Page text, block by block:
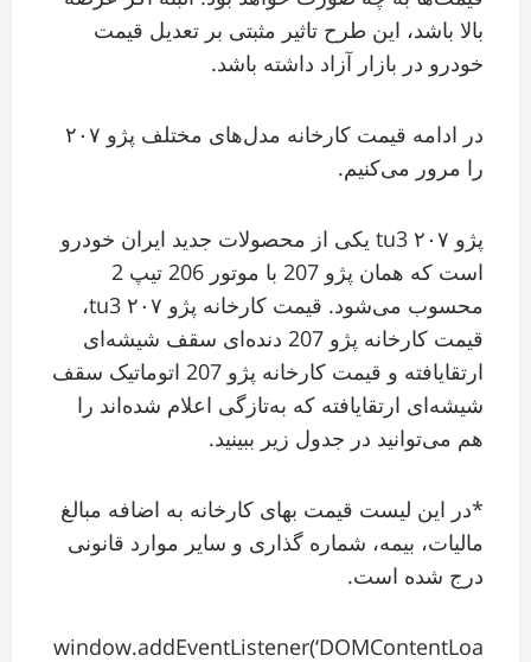
بالا باشد، این طرح تاثیر مثبتی بر تعدیل قیمت
خودرو در بازار آزاد داشته باشد.
در ادامه قیمت کارخانه مدل‌های مختلف پژو ۲۰۷
را مرور می‌کنیم.
پژو ۲۰۷ tu3 یکی از محصولات جدید ایران خودرو
است که همان پژو 207 با موتور 206 تیپ 2
محسوب می‌شود. قیمت کارخانه پژو ۲۰۷ tu3،
قیمت کارخانه پژو 207 دنده‌ای سقف شیشه‌ای
ارتقایافته و قیمت کارخانه پژو 207 اتوماتیک سقف
شیشه‌ای ارتقایافته که به‌تازگی اعلام شده‌اند را
هم می‌توانید در جدول زیر ببینید.
*در این لیست قیمت بهای کارخانه به اضافه مبالغ
مالیات، بیمه، شماره گذاری و سایر موارد قانونی
درج شده است.
window.addEventListener(‘DOMContentLoa